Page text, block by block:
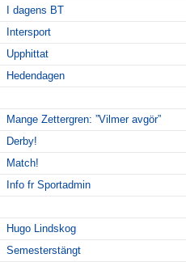
I dagens BT
Intersport
Upphittat
Hedendagen
Mange Zettergren: ”Vilmer avgör”
Derby!
Match!
Info fr Sportadmin
Hugo Lindskog
Semesterstängt